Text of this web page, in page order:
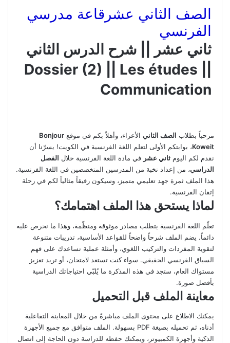
الصف الثاني عشر قاعة مدرسي
الفرنسي
ثاني عشر || شرح الدرس الثاني
Dossier (2) || Les études ||
Communication
مرحباً بطلاب الصف الثاني الأعزاء، وأهلاً بكم في موقع Bonjour
Koweit، بوابتكم الأولى لتعلم اللغة الفرنسية في الكويت! يسرّنا أن
نقدم لكم اليوم ثاني عشر في مادة اللغة الفرنسية خلال الفصل
الدراسي، من إعداد نخبة من المدرسين المتخصصين في اللغة الفرنسية.
هذا الملف ثمرة جهد تعليمي متميز، وسيكون رفيقاً مثالياً لكم في رحلة
إتقان الفرنسية.
لماذا يستحق هذا الملف اهتمامك؟
تعلّم اللغة الفرنسية يتطلب مصادر موثوقة ومنظّمة، وهذا ما نحرص عليه
دائماً. يضم الملف شرحاً واضحاً للقواعد الأساسية، تدريبات متنوعة
لتقوية المفردات والتركيب اللغوي، وأمثلة عملية تساعدك على فهم
السياق الفرنسي الحقيقي. سواء كنت تستعد لامتحان، أو تريد تعزيز
مستواك العام، ستجد في هذه المذكرة ما يُلبّي احتياجاتك الدراسية
بأفضل صورة.
معاينة الملف قبل التحميل
يمكنك الاطلاع على محتوى الملف مباشرةً من خلال المعاينة التفاعلية
أدناه، ثم تحميله بصيغة PDF بسهولة. الملف متوافق مع جميع الأجهزة
الذكية وأجهزة الكمبيوتر، ويمكنك حفظه للدراسة دون الحاجة إلى اتصال